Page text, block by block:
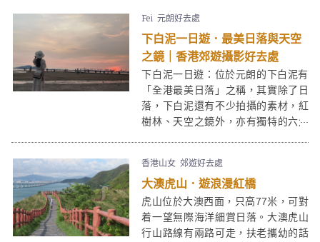
獸大廈Monster Buildings早已聞名國
際，很多遊客前來一暏這個香港獨有
的鬧市奇景，當然也是攝影好去處。
Fei 元朗好去處
下白泥一日遊．最美日落與天空
之鏡｜香港郊遊攝影好去處
下白泥一日遊：位於元朗的下白泥有
「全港最美日落」之稱，其實除了日
落，下白泥還有不少拍攝的素材，紅
樹林、天空之鏡外，亦有獨特的六角
拍日落的熱選景點。而在下白泥旁邊
的鴨仔坑士多，裝修也是心思十足，
在這裏渡過一個黃昏絕對是「目不瑕
給」！
香港山女 郊遊好去處
大澳虎山．遊浪漫紅橋
虎山位於大澳西面，只高77米，可對
着一望無際海洋細賞日落。大澳虎山
行山路線有兩路可走，扶老攜幼的話